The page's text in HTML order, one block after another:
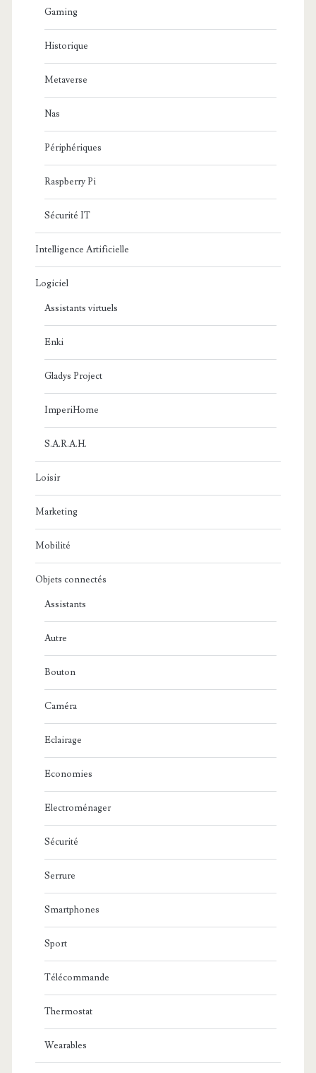
Gaming
Historique
Metaverse
Nas
Périphériques
Raspberry Pi
Sécurité IT
Intelligence Artificielle
Logiciel
Assistants virtuels
Enki
Gladys Project
ImperiHome
S.A.R.A.H.
Loisir
Marketing
Mobilité
Objets connectés
Assistants
Autre
Bouton
Caméra
Eclairage
Economies
Electroménager
Sécurité
Serrure
Smartphones
Sport
Télécommande
Thermostat
Wearables